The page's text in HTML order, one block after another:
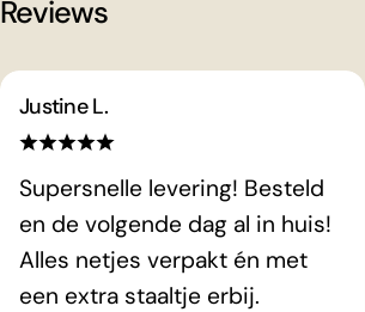
Reviews
Justine L.
Supersnelle levering! Besteld
en de volgende dag al in huis!
Alles netjes verpakt én met
een extra staaltje erbij.